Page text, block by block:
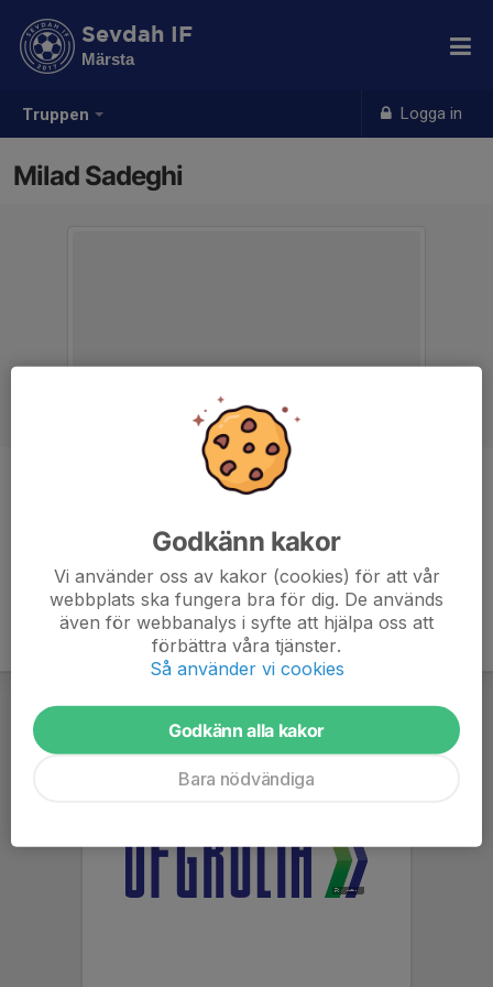
Truppen Logga in
Sevdah IF
Märsta
Milad Sadeghi
Godkänn kakor
Vi använder oss av kakor (cookies) för att vår
webbplats ska fungera bra för dig. De används
även för webbanalys i syfte att hjälpa oss att
förbättra våra tjänster.
Så använder vi cookies
Godkänn alla kakor
Bara nödvändiga